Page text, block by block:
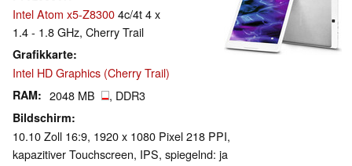
Intel Atom x5-Z83004c/4t 4 x
1.4 - 1.8 GHz, Cherry Trail
Grafikkarte
Intel HD Graphics (Cherry Trail)
RAM 2048 MB , DDR3
Bildschirm
10.10 Zoll 16:9, 1920 x 1080 Pixel 218 PPI,
kapazitiver Touchscreen, IPS, spiegelnd: ja